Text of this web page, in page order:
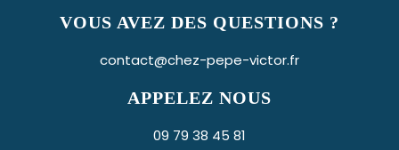
VOUS AVEZ DES QUESTIONS ?
contact@chez-pepe-victor.fr
APPELEZ NOUS
09 79 38 45 81